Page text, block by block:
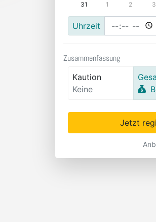
31
1 2 3
Uhrzeit
Zusammenfassung
Kaution
Keine
Jetzt